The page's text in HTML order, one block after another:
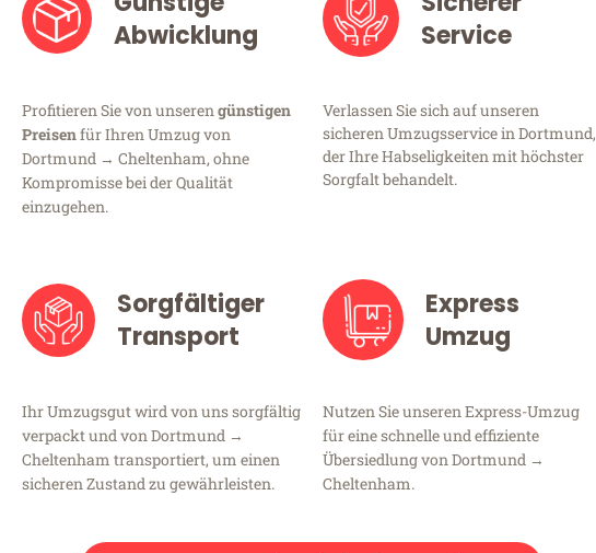
Abwicklung
Profitieren Sie von unserengünstigen
Preisenfür Ihren Umzug von
Dortmund → Cheltenham, ohne
Kompromisse bei der Qualität
einzugehen.
Service
Verlassen Sie sich auf unseren
sicheren Umzugsservice in Dortmund,
der Ihre Habseligkeiten mit höchster
Sorgfalt behandelt.
Sorgfältiger
Transport
Ihr Umzugsgut wird von uns sorgfältig
verpackt und von Dortmund →
Cheltenham transportiert, um einen
sicheren Zustand zu gewährleisten.
Express
Umzug
Nutzen Sie unseren Express-Umzug
für eine schnelle und effiziente
Übersiedlung von Dortmund →
Cheltenham.